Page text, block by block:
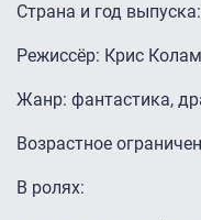
Страна и год
Режиссёр: Крис
Жанр: фантастика,
Возрастное
В ролях: